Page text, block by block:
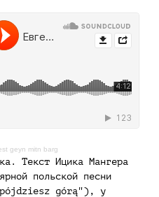
geyn mitn barg
Текст Ицика Мангера
польской песни
pójdziesz górą"), у